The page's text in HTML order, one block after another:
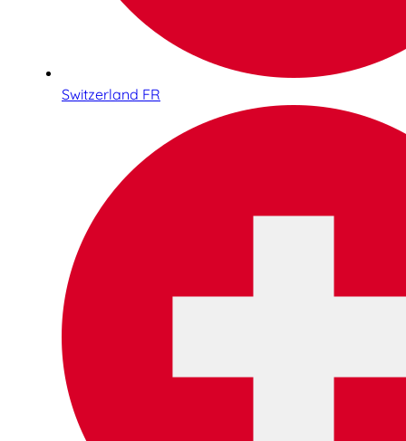
Switzerland FR